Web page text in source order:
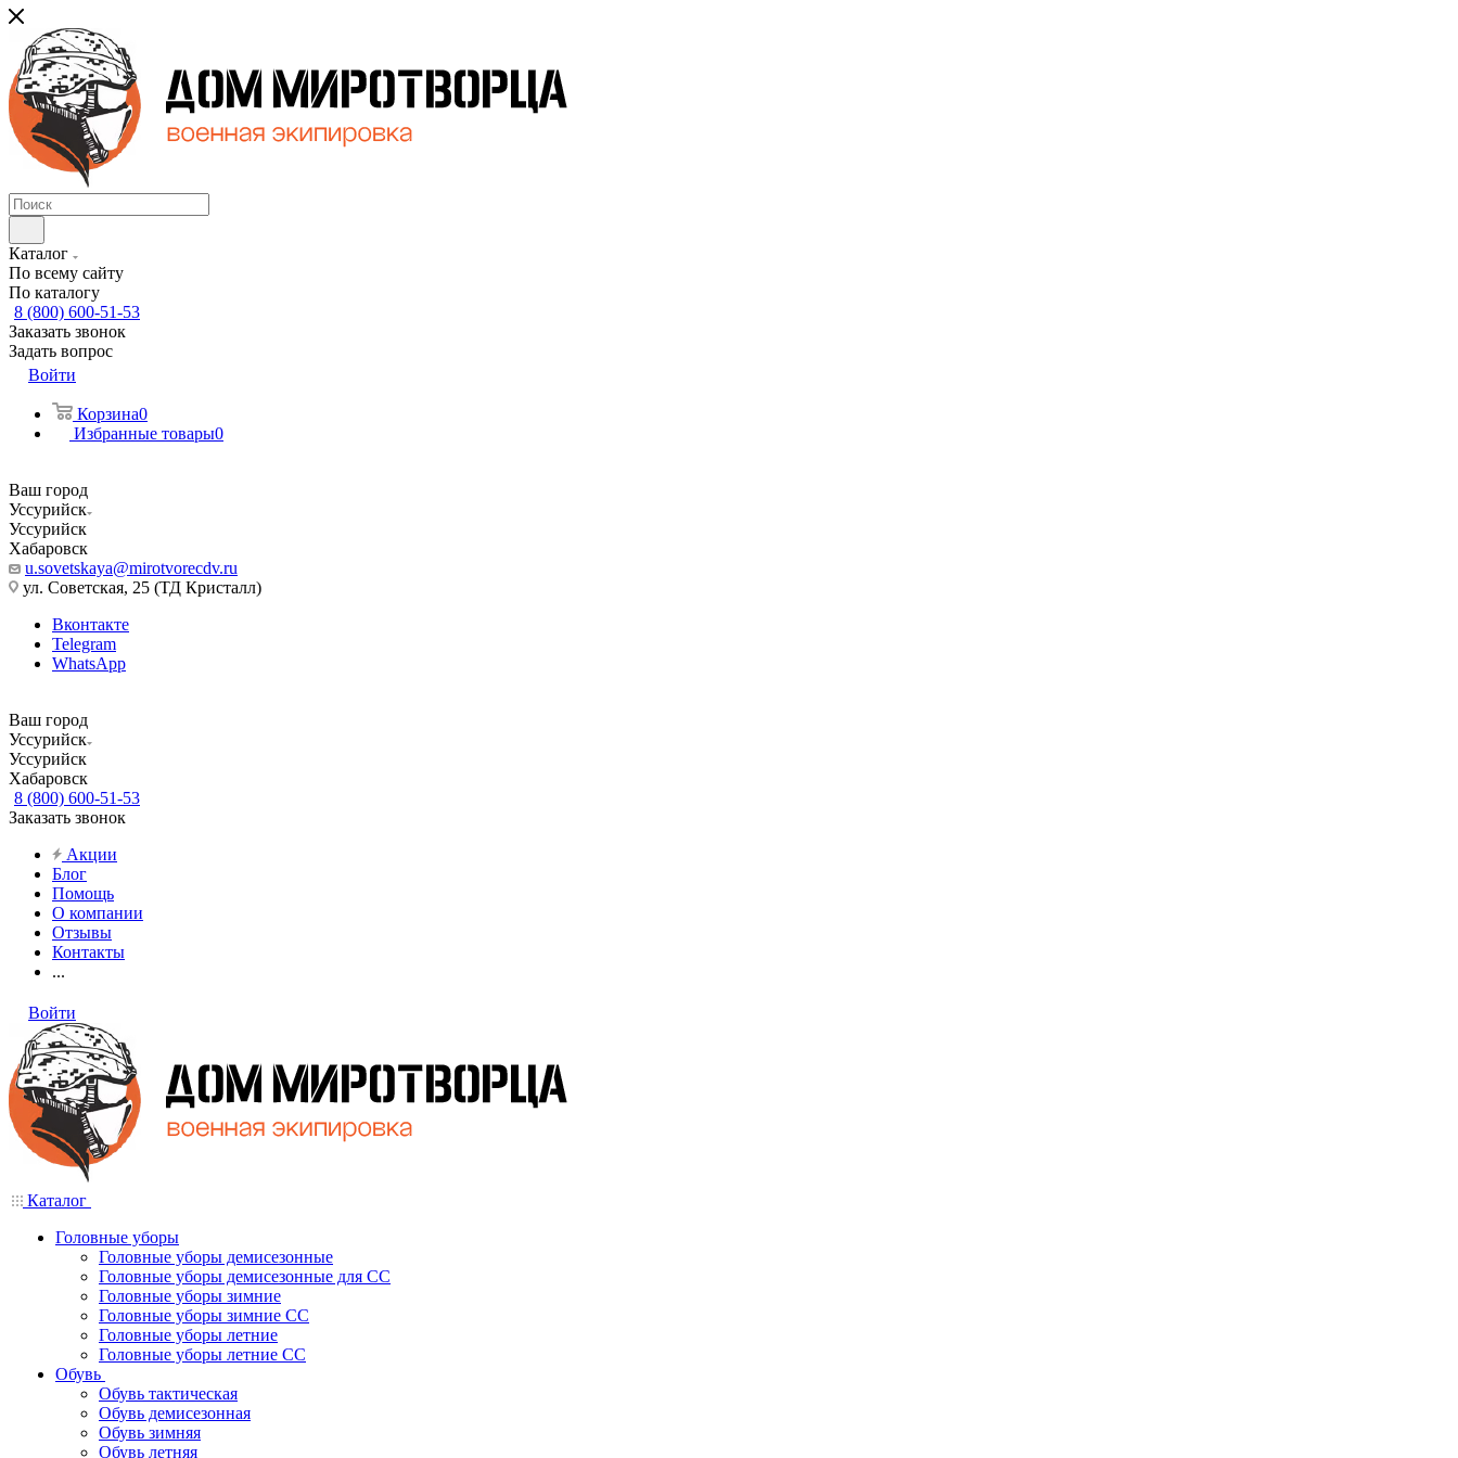
Каталог
По всему сайту
По каталогу
8 (800) 600-51-53
Заказать звонок
Задать вопрос
Войти
Корзина0
Избранные товары0
Ваш город
Уссурийск
Уссурийск
Хабаровск
u.sovetskaya@mirotvorecdv.ru
ул. Советская, 25 (ТД Кристалл)
Вконтакте
Telegram
WhatsApp
Ваш город
Уссурийск
Уссурийск
Хабаровск
8 (800) 600-51-53
Заказать звонок
Акции
Блог
Помощь
О компании
Отзывы
Контакты
...
Войти
Каталог
Головные уборы
Головные уборы демисезонные
Головные уборы демисезонные для СС
Головные уборы зимние
Головные уборы зимние СС
Головные уборы летние
Головные уборы летние СС
Обувь
Обувь тактическая
Обувь демисезонная
Обувь зимняя
Обувь летняя